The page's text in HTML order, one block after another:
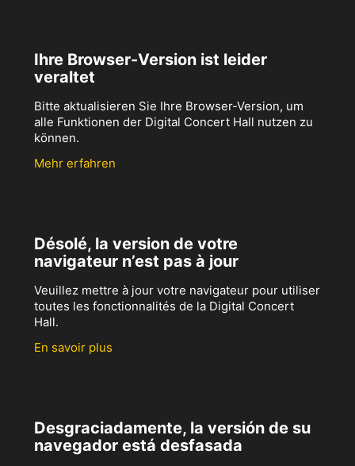
Ihre Browser-Version ist leider
veraltet
Bitte aktualisieren Sie Ihre Browser-Version, um
alle Funktionen der Digital Concert Hall nutzen zu
können.
Mehr erfahren
Désolé, la version de votre
navigateur n’est pas à jour
Veuillez mettre à jour votre navigateur pour utiliser
toutes les fonctionnalités de la Digital Concert
Hall.
En savoir plus
Desgraciadamente, la versión de su
navegador está desfasada